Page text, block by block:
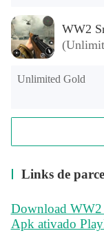
Unlimited Gold
Links de
Download WW2
Apk ativado